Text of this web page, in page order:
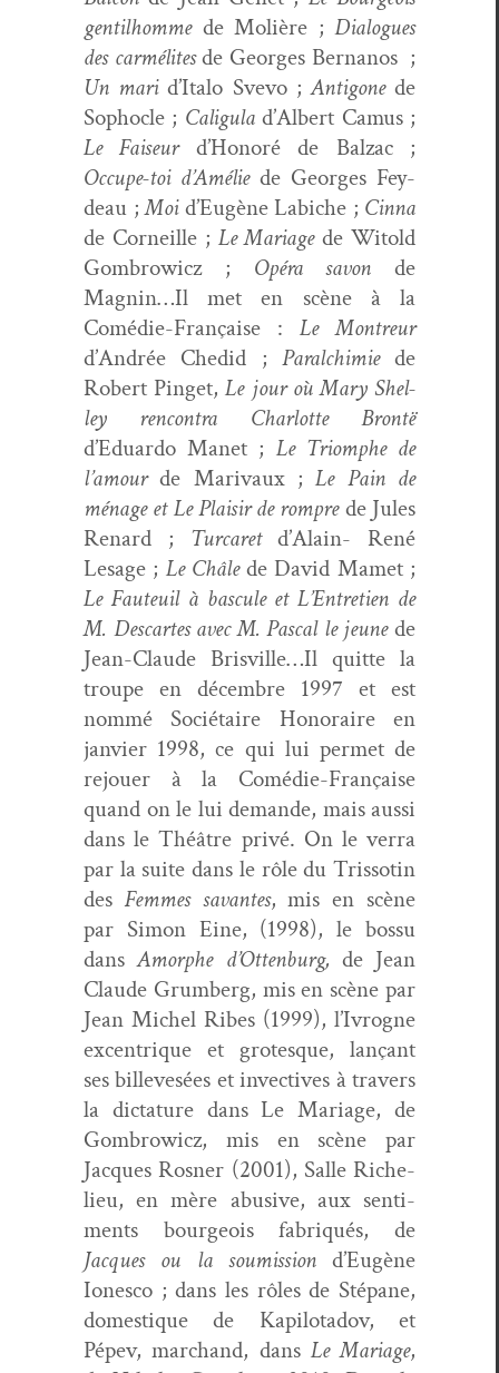
gen­til­hommede Molière ; Dia­logues
des car­mélitesde Georges Bernanos ;
Un marid’Italo Sve­vo ;Antigonede
Sopho­cle ; Caligu­lad’Albert Camus ;
Le Faiseurd’Honoré de Balzac ;
Occupe-toi d’Améliede Georges Fey­
deau ;Moid’Eugène Labiche ; Cin­na
de Corneille ; Le Mariagede Witold
Gom­brow­icz ; Opéra savon de
Magnin…Il met en scène à la
Comédie-Française : Le Mon­treur
d’Andrée Che­did ; Par­alchimiede
Robert Pinget,Le jour où Mary Shel­
ley ren­con­tra Char­lotte Bron­të
d’Eduardo Manet ; Le Tri­om­phe de
l’amourde Mari­vaux ;Le Pain de
ménage et Le Plaisir de romprede Jules
Renard ; Tur­caretd’Alain- René
Lesage ; Le Châlede David Mamet ;
Le Fau­teuil à bas­cule et L’Entretien de
M. Descartes avec M. Pas­cal le jeunede
Jean-Claude Brisville…Il quitte la
troupe en décem­bre 1997 et est
nom­mé Socié­taire Hon­o­raire en
jan­vi­er 1998, ce qui lui per­met de
rejouer à la Comédie-Française
quand on le lui demande, mais aus­si
dans le Théâtre privé. On le ver­ra
par la suite dans le rôle du Tris­sotin
des Femmes savantes, mis en scène
par Simon Eine, (1998), le bossu
dansAmor­phe d’Ottenburg, de Jean
Claude Grum­berg, mis en scène par
Jean Michel Ribes (1999), l’Ivrogne
excen­trique et grotesque, lançant
ses billevesées et invec­tives à tra­vers
la dic­tature dans Le Mariage, de
Gom­brow­icz, mis en scène par
Jacques Ros­ner (2001), Salle Riche­
lieu, en mère abu­sive, aux sen­ti­
ments bour­geois fab­riqués, de
Jacques ou la soumis­siond’Eugène
Ionesco ; dans les rôles de Sté­pane,
domes­tique de Kapi­lota­dov, et
Pépev, marc­hand, dansLe Mariage,